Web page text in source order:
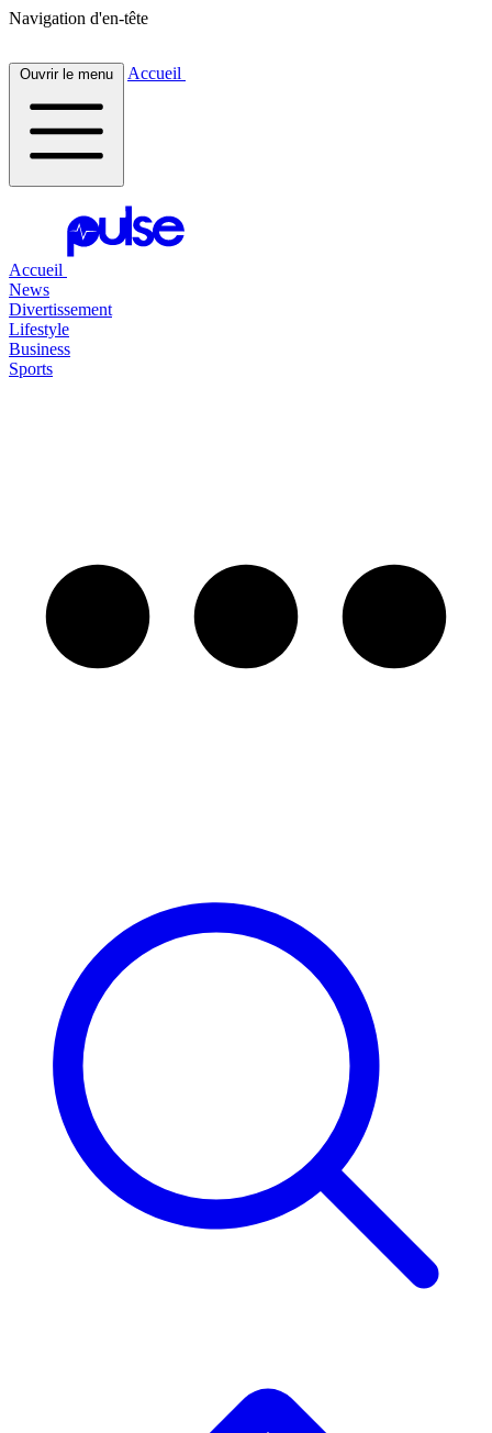
Navigation d'en-tête
Ouvrir le menu Accueil
Accueil
News
Divertissement
Lifestyle
Business
Sports